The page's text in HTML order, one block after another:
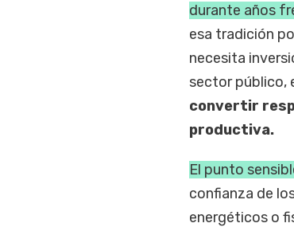
durante años
esa tradición
necesita
sector público,
convertir
productiva.
El punto
confianza de
energéticos o